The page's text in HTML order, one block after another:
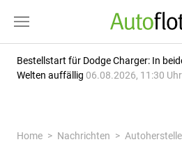
Bestellstart für Dodge Charger: In
Welten auffällig 06.08.2026, 11:30 Uhr
Home Nachrichten